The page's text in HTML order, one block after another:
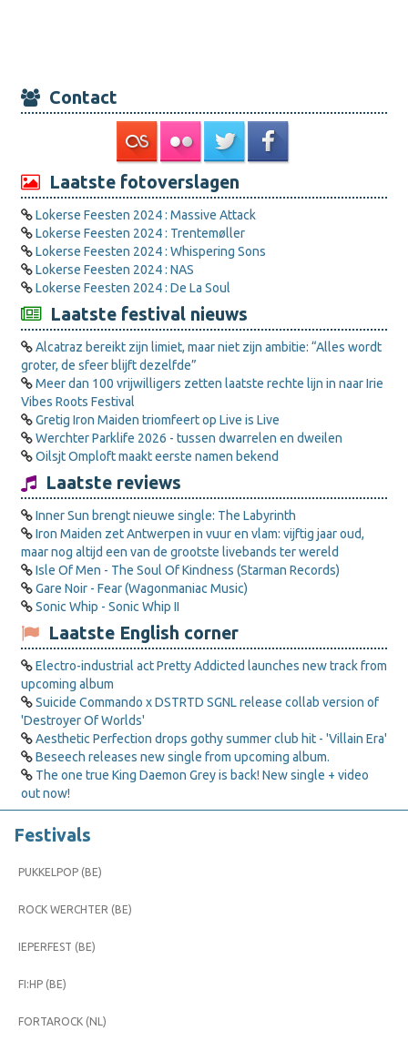
Contact
Laatste fotoverslagen
Lokerse Feesten 2024 : Massive Attack
Lokerse Feesten 2024 : Trentemøller
Lokerse Feesten 2024 : Whispering Sons
Lokerse Feesten 2024 : NAS
Lokerse Feesten 2024 : De La Soul
Laatste festival nieuws
Alcatraz bereikt zijn limiet, maar niet zijn ambitie: “Alles wordt
groter, de sfeer blijft dezelfde”
Meer dan 100 vrijwilligers zetten laatste rechte lijn in naar Irie
Vibes Roots Festival
Gretig Iron Maiden triomfeert op Live is Live
Werchter Parklife 2026 - tussen dwarrelen en dweilen
Oilsjt Omploft maakt eerste namen bekend
Laatste reviews
Inner Sun brengt nieuwe single: The Labyrinth
Iron Maiden zet Antwerpen in vuur en vlam: vijftig jaar oud,
maar nog altijd een van de grootste livebands ter wereld
Isle Of Men - The Soul Of Kindness (Starman Records)
Gare Noir - Fear (Wagonmaniac Music)
Sonic Whip - Sonic Whip II
Laatste English corner
Electro-industrial act Pretty Addicted launches new track from
upcoming album
Suicide Commando x DSTRTD SGNL release collab version of
'Destroyer Of Worlds'
Aesthetic Perfection drops gothy summer club hit - 'Villain Era'
Beseech releases new single from upcoming album.
The one true King Daemon Grey is back! New single + video
out now!
Festivals
PUKKELPOP (BE)
ROCK WERCHTER (BE)
IEPERFEST (BE)
FI:HP (BE)
FORTAROCK (NL)